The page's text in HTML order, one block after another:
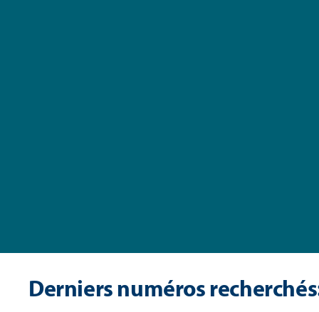
Derniers numéros